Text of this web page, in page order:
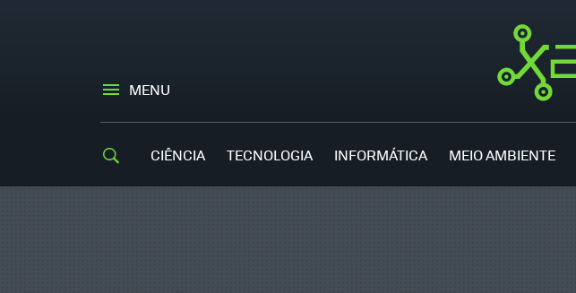
MENU
CIÊNCIA TECNOLOGIA INFORMÁTICA MEIO AMBIENTE